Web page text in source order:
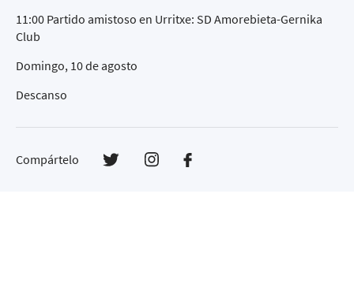
11:00 Partido amistoso en Urritxe: SD Amorebieta-Gernika
Club
Domingo, 10 de agosto
Descanso
Compártelo